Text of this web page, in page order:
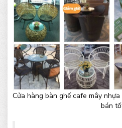
Cửa hàng bàn ghế cafe mây
bán